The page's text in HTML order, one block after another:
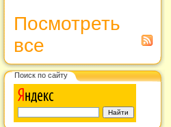
Посмотреть
все
Поиск по сайту